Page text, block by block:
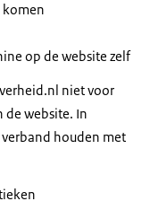
komen
op de website zelf
niet voor
de website. In
houden met